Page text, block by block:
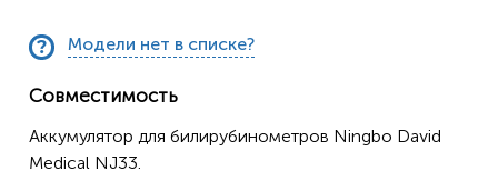
Модели нет в списке?
Совместимость
Аккумулятор для билирубинометров Ningbo David
Medical NJ33.